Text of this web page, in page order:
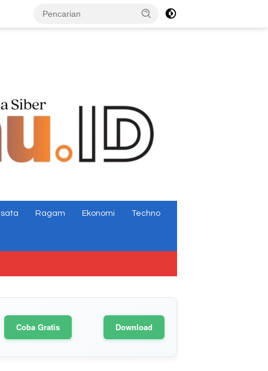
Ragam Ekonomi Techno
Coba Gratis Download